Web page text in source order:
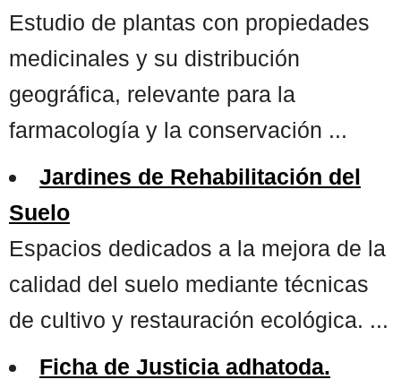
Estudio de plantas con propiedades
medicinales y su distribución
geográfica, relevante para la
farmacología y la conservación ...
Jardines de Rehabilitación del
Suelo
Espacios dedicados a la mejora de la
calidad del suelo mediante técnicas
de cultivo y restauración ecológica. ...
Ficha de Justicia adhatoda.